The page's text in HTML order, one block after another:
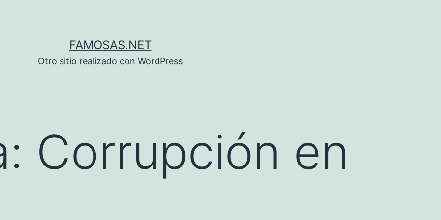
FAMOSAS.NET
Otro sitio realizado con WordPress
Corrupción en